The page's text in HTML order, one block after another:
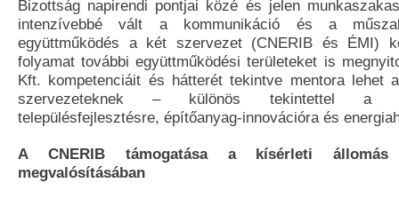
Bizottság napirendi pontjai közé és jelen
intenzívebbé vált a kommunikáció és a
együttműködés a két szervezet (CNERIB és ÉMI)
folyamat további együttműködési területeket is
Kft. kompetenciáit és hátterét tekintve mentora lehet
szervezeteknek – különös tekintettel a
településfejlesztésre, építőanyag-innovációra és
A CNERIB támogatása a kísérleti állomás
megvalósításában